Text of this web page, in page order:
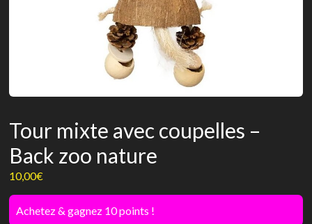
Tour mixte avec coupelles –
Back zoo nature
10,00€
Achetez & gagnez 10 points !